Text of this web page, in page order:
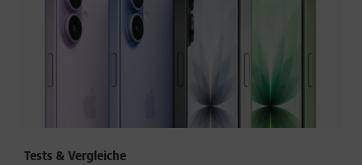
Tests & Vergleiche